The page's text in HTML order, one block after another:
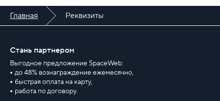
Главная Реквизиты
Стань партнером
Выгодное предложение SpaceWeb:
до 48% вознаграждение ежемесячно,
быстрая оплата на карту,
работа по договору.